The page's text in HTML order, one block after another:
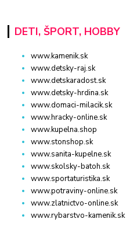
DETI, ŠPORT, HOBBY
www.kamenik.sk
www.detsky-raj.sk
www.detskaradost.sk
www.detsky-hrdina.sk
www.domaci-milacik.sk
www.hracky-online.sk
www.kupelna.shop
www.stonshop.sk
www.sanita-kupelne.sk
www.skolsky-batoh.sk
www.sportaturistika.sk
www.potraviny-online.sk
www.zlatnictvo-online.sk
www.rybarstvo-kamenik.sk